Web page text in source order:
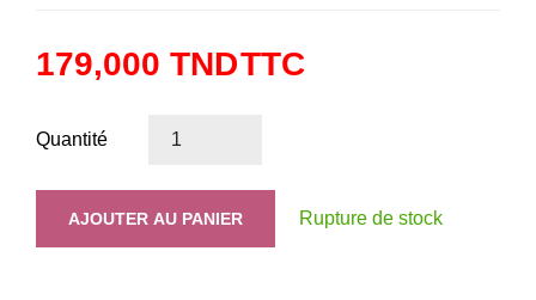
179,000 TNDTTC
Quantité
AJOUTER AU PANIER Rupture de stock